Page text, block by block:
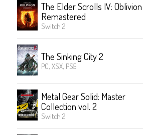
The Elder Scrolls IV: Oblivion
Remastered
Switch 2
The Sinking City 2
PC, XSX, PS5
Metal Gear Solid: Master
Collection vol. 2
Switch 2